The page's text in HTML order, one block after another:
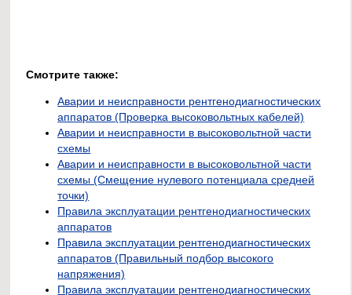
Смотрите также:
Аварии и неисправности рентгенодиагностических
аппаратов (Проверка высоковольтных кабелей)
Аварии и неисправности в высоковольтной части
схемы
Аварии и неисправности в высоковольтной части
схемы (Смещение нулевого потенциала средней
точки)
Правила эксплуатации рентгенодиагностических
аппаратов
Правила эксплуатации рентгенодиагностических
аппаратов (Правильный подбор высокого
напряжения)
Правила эксплуатации рентгенодиагностических